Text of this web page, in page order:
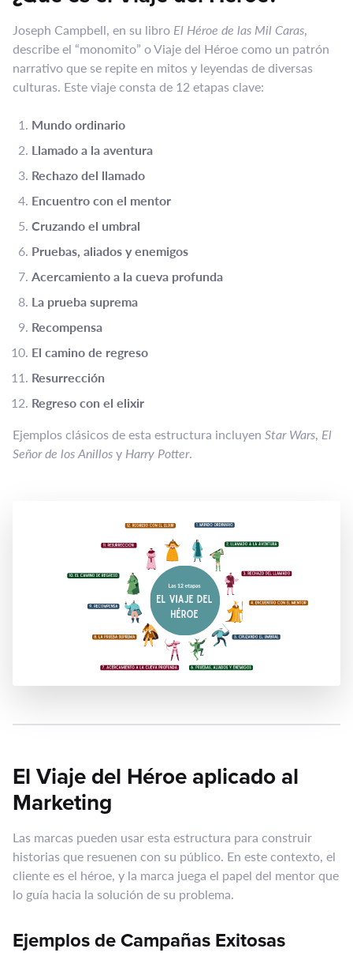
Joseph Campbell, en su libro El Héroe de las Mil Caras,
describe el “monomito” o Viaje del Héroe como un patrón
narrativo que se repite en mitos y leyendas de diversas
culturas. Este viaje consta de 12 etapas clave:
Mundo ordinario
Llamado a la aventura
Rechazo del llamado
Encuentro con el mentor
Cruzando el umbral
Pruebas, aliados y enemigos
Acercamiento a la cueva profunda
La prueba suprema
Recompensa
El camino de regreso
Resurrección
Regreso con el elixir
Ejemplos clásicos de esta estructura incluyen Star Wars, El
Señor de los Anillosy Harry Potter.
El Viaje del Héroe aplicado al
Marketing
Las marcas pueden usar esta estructura para construir
historias que resuenen con su público. En este contexto, el
cliente es el héroe, y la marca juega el papel del mentor que
lo guía hacia la solución de su problema.
Ejemplos de Campañas Exitosas